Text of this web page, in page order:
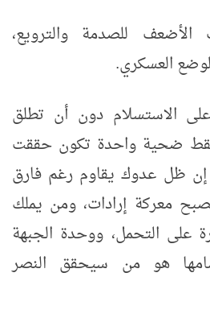
للصدمة والترويع،
العسكري.
الاستسلام دون أن تطلق
ضحية واحدة تكون حققت
إن ظل عدوك يقاوم رغم فارق
معركة إرادات، ومن يملك
على التحمل، ووحدة الجبهة
هو من سيحقق النصر